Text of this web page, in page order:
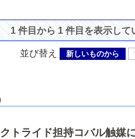
1 件目から 1 件目を表示して
並び替え 新しいものから
トライド担持コバル触媒